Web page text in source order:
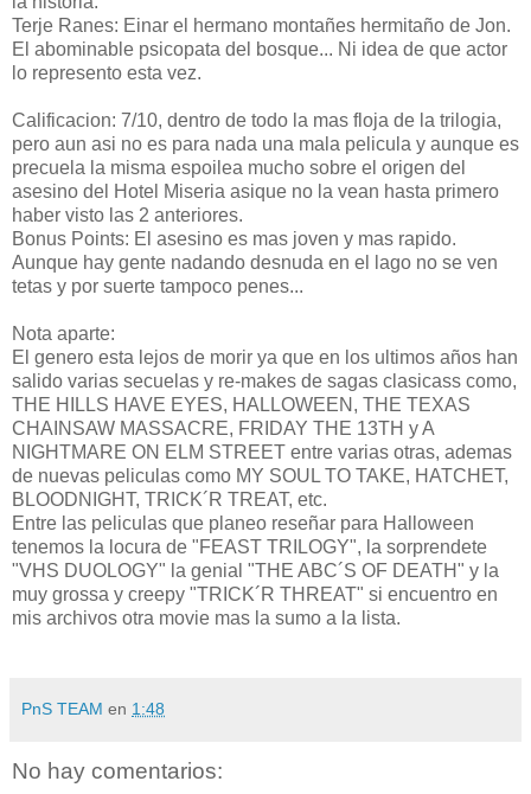
Terje Ranes: Einar el hermano montañes hermitaño de Jon.
El abominable psicopata del bosque... Ni idea de que actor
lo represento esta vez.
Calificacion: 7/10, dentro de todo la mas floja de la trilogia,
pero aun asi no es para nada una mala pelicula y aunque es
precuela la misma espoilea mucho sobre el origen del
asesino del Hotel Miseria asique no la vean hasta primero
haber visto las 2 anteriores.
Bonus Points: El asesino es mas joven y mas rapido.
Aunque hay gente nadando desnuda en el lago no se ven
tetas y por suerte tampoco penes...
Nota aparte:
El genero esta lejos de morir ya que en los ultimos años han
salido varias secuelas y re-makes de sagas clasicass como,
THE HILLS HAVE EYES, HALLOWEEN, THE TEXAS
CHAINSAW MASSACRE, FRIDAY THE 13TH y A
NIGHTMARE ON ELM STREET entre varias otras, ademas
de nuevas peliculas como MY SOUL TO TAKE, HATCHET,
BLOODNIGHT, TRICK´R TREAT, etc.
Entre las peliculas que planeo reseñar para Halloween
tenemos la locura de "FEAST TRILOGY", la sorprendete
"VHS DUOLOGY" la genial "THE ABC´S OF DEATH" y la
muy grossa y creepy "TRICK´R THREAT" si encuentro en
mis archivos otra movie mas la sumo a la lista.
PnS TEAM en 1:48
No hay comentarios: